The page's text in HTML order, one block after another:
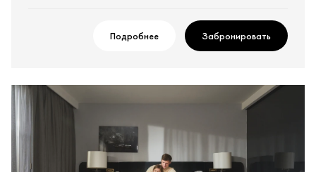
Подробнее Забронировать